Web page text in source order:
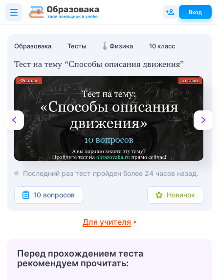
Образовака Тесты 🌡️ Физика 10 класс
Тест на тему “Способы описания движения”
Последний раз тест пройден более 24 часов назад.
10 вопросов Новичок
Для учителя
Перед прохождением теста
рекомендуем прочитать:
Вход